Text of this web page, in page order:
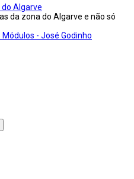
Algarve
da zona do Algarve e não só
Módulos - José Godinho